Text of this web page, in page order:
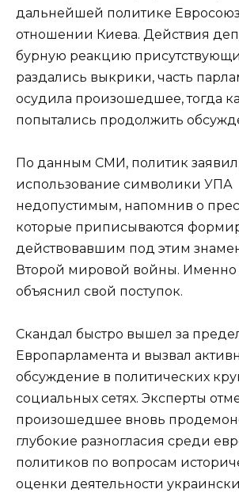
дальнейшей политике
отношении Киева. Действия
бурную реакцию
раздались выкрики, часть
осудила произошедшее, тогда
попытались продолжить
По данным СМИ, политик заявил,
использование символики УПА
недопустимым, напомнив о
которые приписываются
действовавшим под этим
Второй мировой войны. Именно
объяснил свой поступок.
Скандал быстро вышел за
Европарламента и вызвал
обсуждение в политических
социальных сетях. Эксперты
произошедшее вновь
глубокие разногласия среди
политиков по вопросам
оценки деятельности